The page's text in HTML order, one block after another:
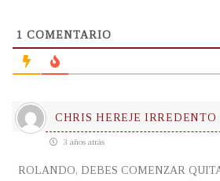
1 COMENTARIO
CHRIS HEREJE IRREDENTO
3 años atrás
ROLANDO, DEBES COMENZAR